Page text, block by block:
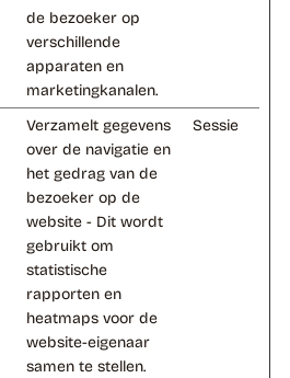
de bezoeker op
verschillende
apparaten en
marketingkanalen.
Verzamelt gegevens
over de navigatie en
het gedrag van de
bezoeker op de
website - Dit wordt
gebruikt om
statistische
rapporten en
heatmaps voor de
website-eigenaar
samen te stellen.
Sessie